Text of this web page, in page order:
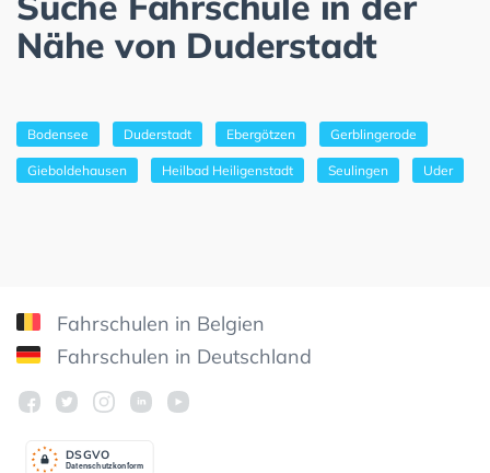
Nähe von Duderstadt
Bodensee Duderstadt Ebergötzen Gerblingerode
Gieboldehausen Heilbad Heiligenstadt Seulingen Uder
Fahrschulen in Belgien
Fahrschulen in Deutschland
Datenschutzkonform
DSGVO